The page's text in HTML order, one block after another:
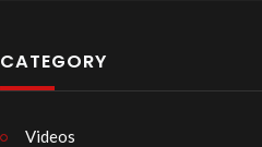
CATEGORY
Videos